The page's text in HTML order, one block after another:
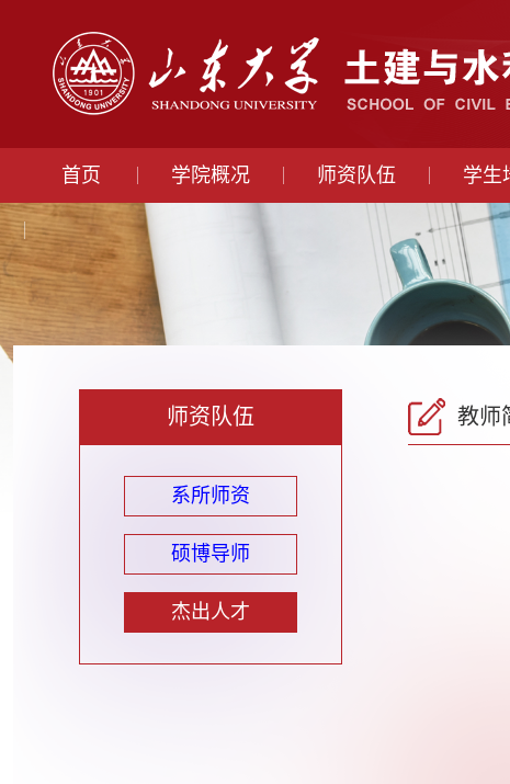
首页 学院概况 师资队伍 学生
师资队伍
系所师资
硕博导师
杰出人才
教师